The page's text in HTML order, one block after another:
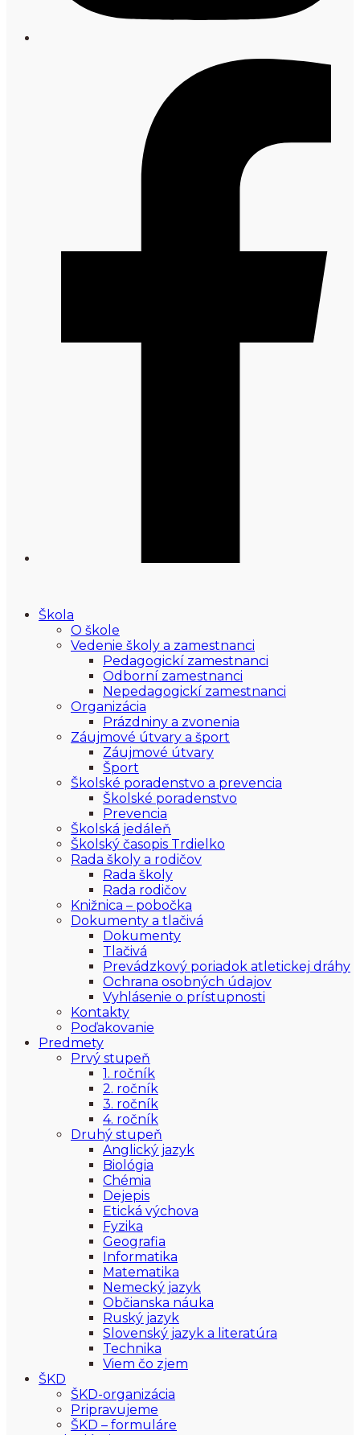
Škola
O škole
Vedenie školy a zamestnanci
Pedagogickí zamestnanci
Odborní zamestnanci
Nepedagogickí zamestnanci
Organizácia
Prázdniny a zvonenia
Záujmové útvary a šport
Záujmové útvary
Šport
Školské poradenstvo a prevencia
Školské poradenstvo
Prevencia
Školská jedáleň
Školský časopis Trdielko
Rada školy a rodičov
Rada školy
Rada rodičov
Knižnica – pobočka
Dokumenty a tlačivá
Dokumenty
Tlačivá
Prevádzkový poriadok atletickej dráhy
Ochrana osobných údajov
Vyhlásenie o prístupnosti
Kontakty
Poďakovanie
Predmety
Prvý stupeň
1. ročník
2. ročník
3. ročník
4. ročník
Druhý stupeň
Anglický jazyk
Biológia
Chémia
Dejepis
Etická výchova
Fyzika
Geografia
Informatika
Matematika
Nemecký jazyk
Občianska náuka
Ruský jazyk
Slovenský jazyk a literatúra
Technika
Viem čo zjem
ŠKD
ŠKD-organizácia
Pripravujeme
ŠKD – formuláre